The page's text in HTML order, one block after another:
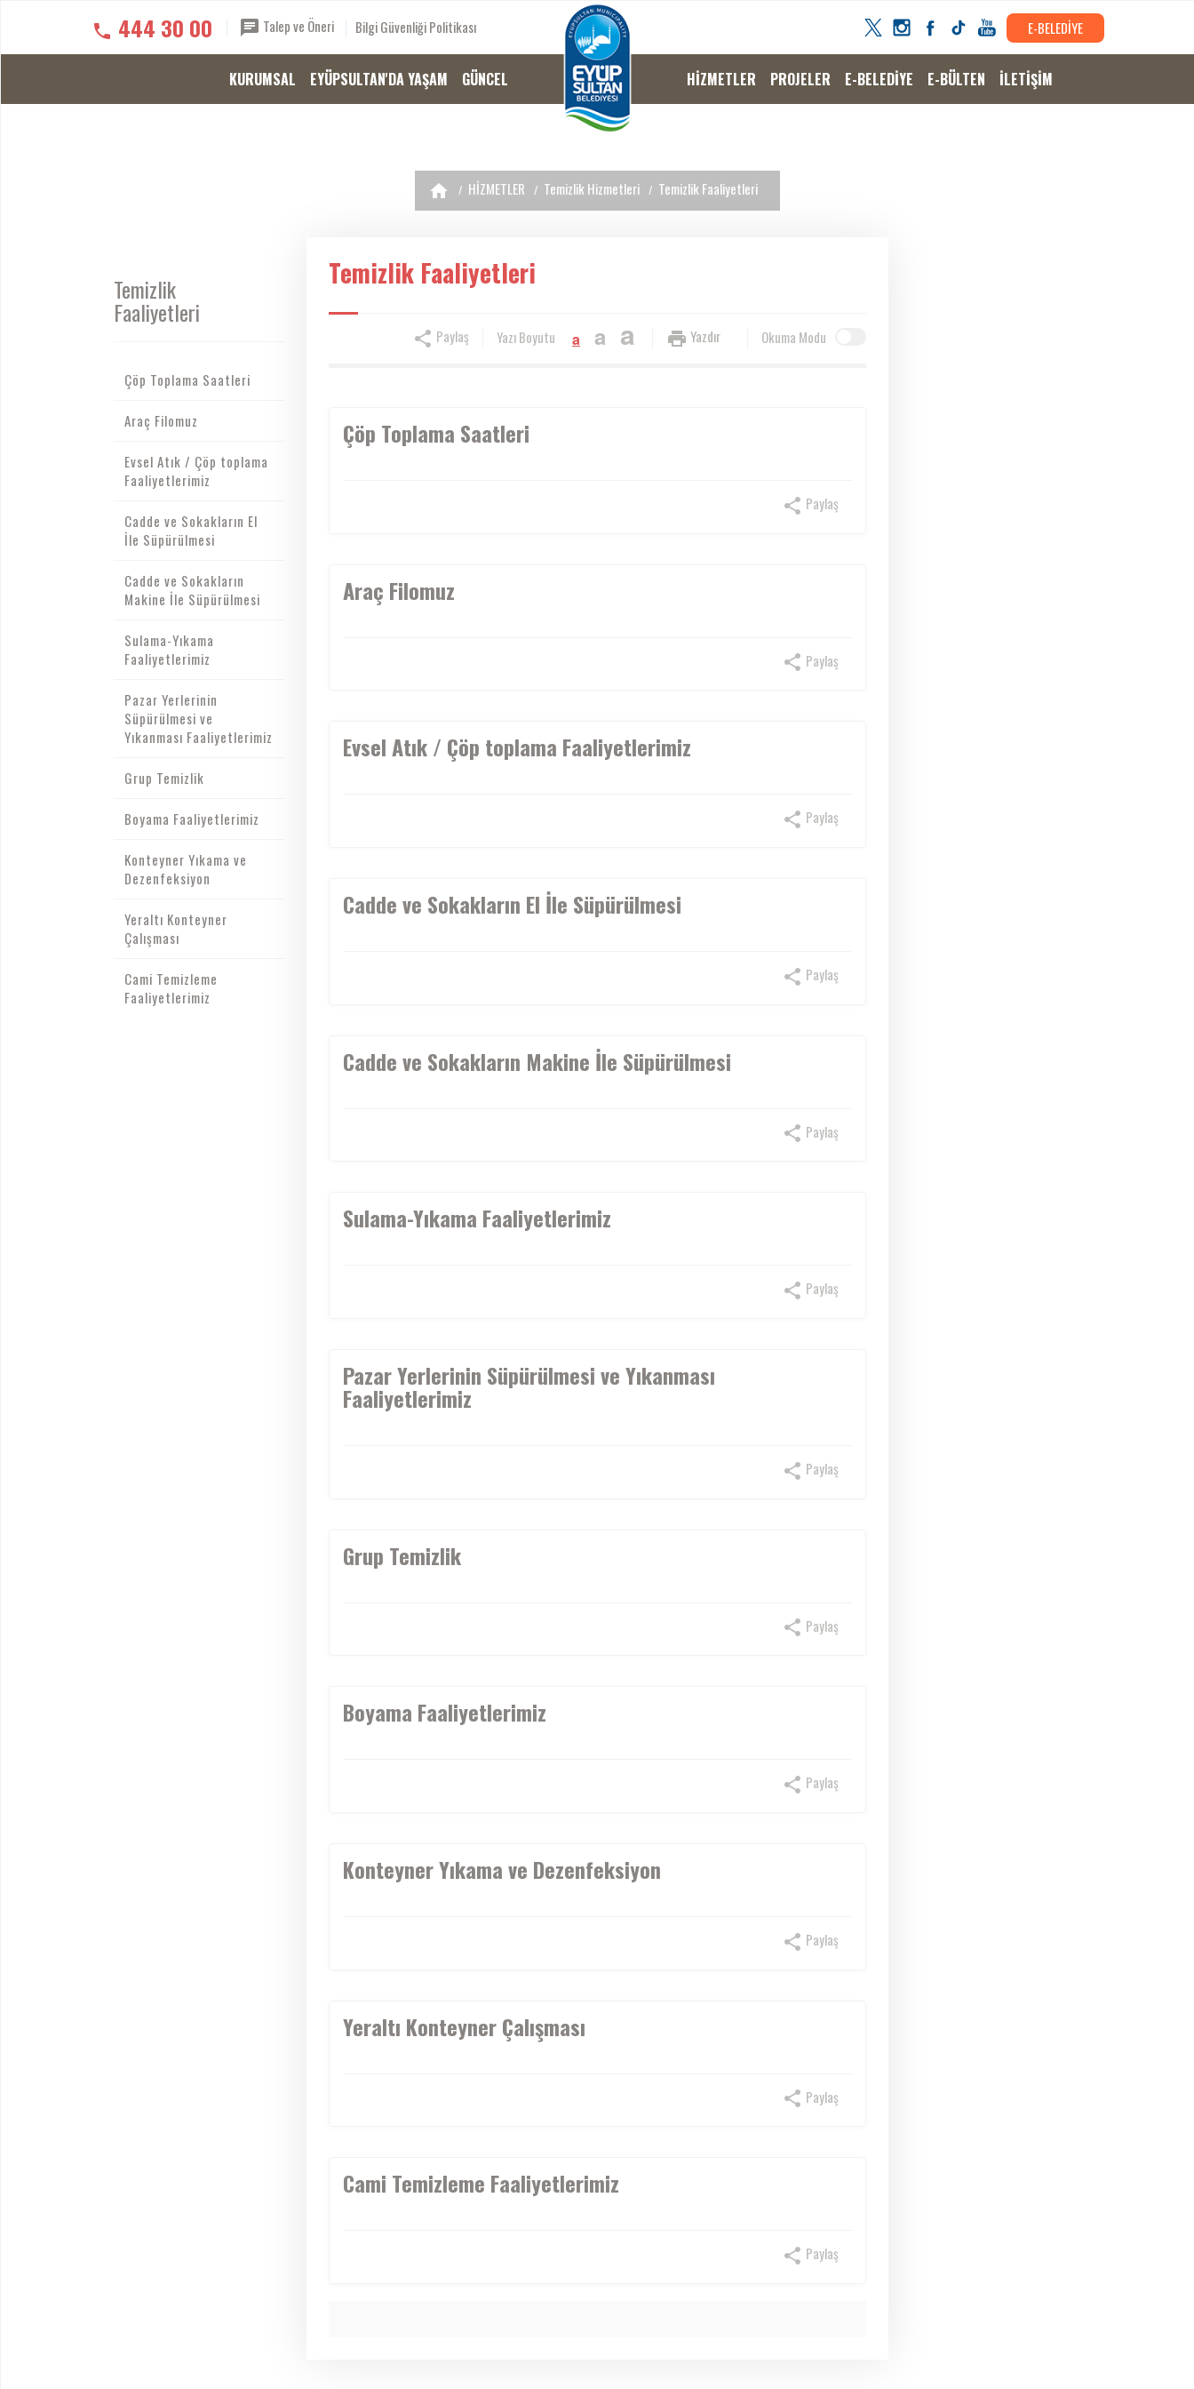
444 30 00 Talep ve Öneri Bilgi Güvenliği Politikası E-BELEDİYE
KURUMSAL EYÜPSULTAN'DA YAŞAM GÜNCEL HİZMETLER PROJELER E-BELEDİYE E-BÜLTEN İLETİŞİM
HİZMETLER Temizlik Hizmetleri Temizlik Faaliyetleri
Temizlik
Faaliyetleri
Çöp Toplama Saatleri
Araç Filomuz
Evsel Atık / Çöp toplama
Faaliyetlerimiz
Cadde ve Sokakların El
İle Süpürülmesi
Cadde ve Sokakların
Makine İle Süpürülmesi
Sulama-Yıkama
Faaliyetlerimiz
Pazar Yerlerinin
Süpürülmesi ve
Yıkanması Faaliyetlerimiz
Grup Temizlik
Boyama Faaliyetlerimiz
Konteyner Yıkama ve
Dezenfeksiyon
Yeraltı Konteyner
Çalışması
Cami Temizleme
Faaliyetlerimiz
Temizlik Faaliyetleri
Okuma Modu
Yazdır
Yazı Boyutu a a a
Paylaş
Çöp Toplama Saatleri
Paylaş
Araç Filomuz
Paylaş
Evsel Atık / Çöp toplama Faaliyetlerimiz
Paylaş
Cadde ve Sokakların El İle Süpürülmesi
Paylaş
Cadde ve Sokakların Makine İle Süpürülmesi
Paylaş
Sulama-Yıkama Faaliyetlerimiz
Paylaş
Pazar Yerlerinin Süpürülmesi ve Yıkanması
Faaliyetlerimiz
Paylaş
Grup Temizlik
Paylaş
Boyama Faaliyetlerimiz
Paylaş
Konteyner Yıkama ve Dezenfeksiyon
Paylaş
Yeraltı Konteyner Çalışması
Paylaş
Cami Temizleme Faaliyetlerimiz
Paylaş